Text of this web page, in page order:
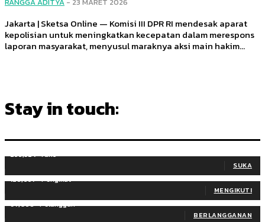
Jakarta | Sketsa Online — Komisi III DPR RI mendesak aparat
kepolisian untuk meningkatkan kecepatan dalam merespons
laporan masyarakat, menyusul maraknya aksi main hakim...
Stay in touch:
255,324 Fans
SUKA
128,657 Pengikut
MENGIKUTI
97,058 Pelanggan
BERLANGGANAN